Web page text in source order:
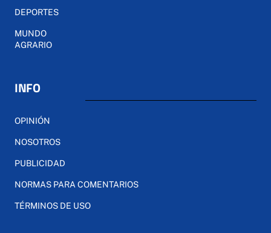
DEPORTES
MUNDO
AGRARIO
INFO
OPINIÓN
NOSOTROS
PUBLICIDAD
NORMAS PARA COMENTARIOS
TÉRMINOS DE USO